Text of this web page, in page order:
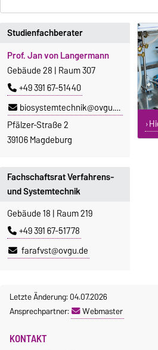
Studienfachberater
Prof. Jan von Langermann
Gebäude 28 | Raum 307
+49 391 67-51440
biosystemtechnik@ovgu.de
Pfälzer-Straße 2
39106 Magdeburg
Fachschaftsrat Verfahrens-
und Systemtechnik
Gebäude 18 | Raum 219
+49 391 67-51778
farafvst@ovgu.de
Letzte Änderung: 04.07.2026
Ansprechpartner:
Webmaster
KONTAKT